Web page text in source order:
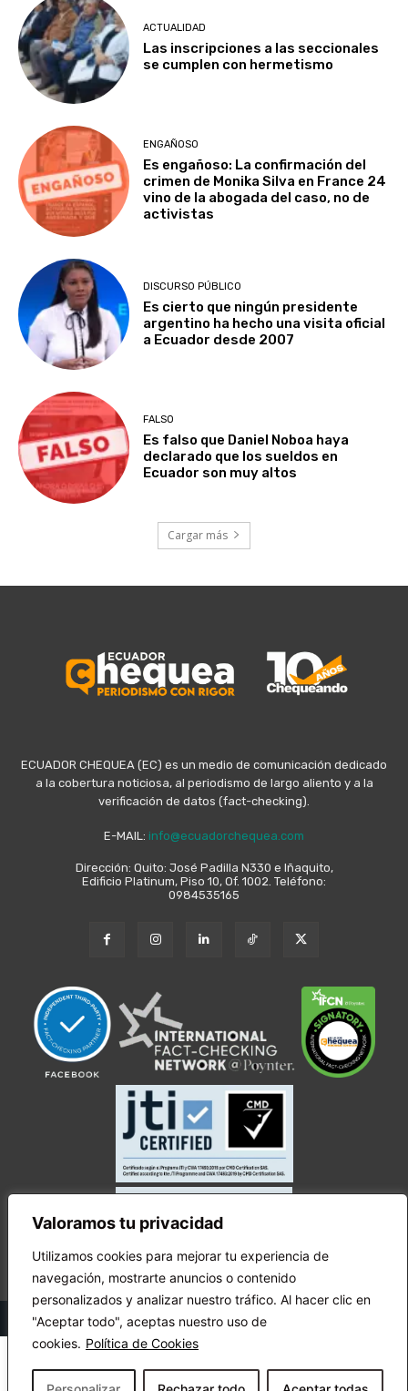
Valoramos tu privacidad
Utilizamos cookies para mejorar tu experiencia de
navegación, mostrarte anuncios o contenido
personalizados y analizar nuestro tráfico. Al hacer clic en
"Aceptar todo", aceptas nuestro uso de
cookies. Política de Cookies
ACTUALIDAD
Las inscripciones a las seccionales
se cumplen con hermetismo
ENGAÑOSO
Es engañoso: La confirmación del
crimen de Monika Silva en France 24
vino de la abogada del caso, no de
activistas
DISCURSO PÚBLICO
Es cierto que ningún presidente
argentino ha hecho una visita oficial
a Ecuador desde 2007
FALSO
Es falso que Daniel Noboa haya
declarado que los sueldos en
Ecuador son muy altos
Cargar más
ECUADOR CHEQUEA (EC) es un medio de comunicación dedicado
a la cobertura noticiosa, al periodismo de largo aliento y a la
verificación de datos (fact-checking).
E-MAIL: info@ecuadorchequea.com
Dirección: Quito: José Padilla N330 e Iñaquito,
Edificio Platinum, Piso 10, Of. 1002. Teléfono:
0984535165
© Copyright Ecuador Chequea 2025.